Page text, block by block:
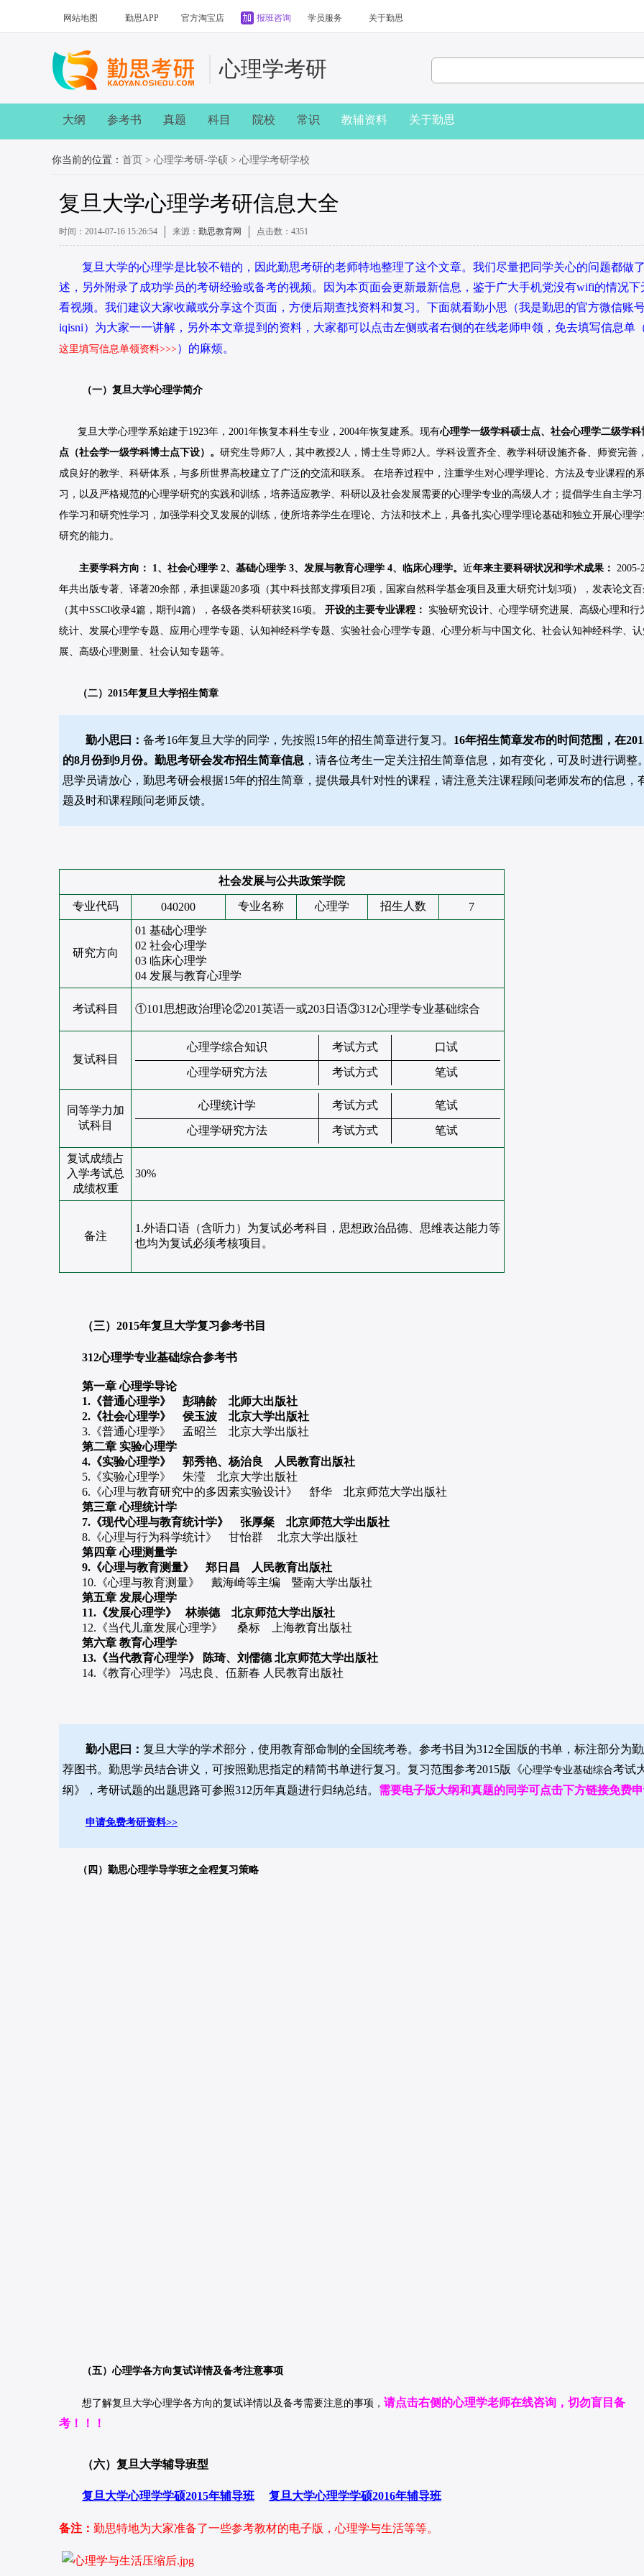
网站地图 勤思APP 官方淘宝店 报班咨询 学员服务 关于勤思
心理学考研
大纲 参考书 真题 科目 院校 常识 教辅资料 关于勤思
你当前的位置： 首页 > 心理学考研-学硕 > 心理学考研学校
复旦大学心理学考研信息大全
时间：2014-07-16 15:26:54 来源： 勤思教育网 点击数： 4351
复旦大学的心理学是比较不错的，因此勤思考研的老师特地整理了这个文章。我们尽量把同学关心的问题都做
述，另外附录了成功学员的考研经验或备考的视频。因为本页面会更新最新信息，鉴于广大手机党没有wifi的情况下
看视频。我们建议大家收藏或分享这个页面，方便后期查找资料和复习。下面就看勤小思（我是勤思的官方微信账
iqisni）为大家一一讲解，另外本文章提到的资料，大家都可以点击左侧或者右侧的在线老师申领，免去填写信息单
这里填写信息单领资料>>>）的麻烦。
（一）复旦大学心理学简介
复旦大学心理学系始建于1923年，2001年恢复本科生专业，2004年恢复建系。现有心理学一级学科硕士点、 社会心理学二级学科
点（社会学一级学科博士点下设）。 研究生导师7人，其中教授2人，博士生导师2人。学科设置齐全、教学科研设施齐备、师资完善
成良好的教学、科研体系，与多所世界高校建立了广泛的交流和联系。 在培养过程中，注重学生对心理学理论、方法及专业课程的
习，以及严格规范的心理学研究的实践和训练，培养适应教学、科研以及社会发展需要的心理学专业的高级人才；提倡学生自主学习
作学习和研究性学习，加强学科交叉发展的训练，使所培养学生在理论、方法和技术上，具备扎实心理学理论基础和独立开展心理学
研究的能力。
主要学科方向： 1、 社会心理学 2、基础心理学 3、发展与教育心理学 4、临床心理学。 近年来主要科研状况和学术成果： 2005-
年共出版专著、译著20余部，承担课题20多项（其中科技部支撑项目2项，国家自然科学基金项目及重大研究计划3项），发表论文
（其中SSCI收录4篇，期刊4篇），各级各类科研获奖16项。 开设的主要专业课程： 实验研究设计、心理学研究进展、高级心理和行
统计、 发展心理学专题、应用心理学专题、认知神经科学专题、实验社会心理学专题、心理分析与中国文化、社会认知神经科学、
展、高级心理测量、社会认知专题等。
（二） 2015年复旦大学招生简章
勤小思曰： 备考16年复旦大学的同学，先按照15年的招生简章进行复习。 16年招生简章发布的时间范围，在
的8月份到9月份。勤思考研会发布招生简章信息 ，请各位考生一定关注招生简章信息，如有变化，可及时进行调整
思学员请放心，勤思考研会根据15年的招生简章，提供最具针对性的课程，请注意关注课程顾问老师发布的信息，
题及时和课程顾问老师反馈。
社会发展与公共政策学院
专业代码 040200 专业名称 心理学 招生人数 7
研究方向
01 基础心理学
02 社会心理学
03 临床心理学
04 发展与教育心理学
考试科目 ①101思想政治理论②201英语一或203日语③312心理学专业基础综合
复试科目
心理学综合知识 考试方式 口试
心理学研究方法 考试方式 笔试
同等学力加
试科目
心理统计学 考试方式 笔试
心理学研究方法 考试方式 笔试
复试成绩占
入学考试总
成绩权重
30%
备注
1.外语口语（含听力）为复试必考科目，思想政治品德、思维表达能力等
也均为复试必须考核项目。
（三）2015年复旦大学复习参考书目
312心理学专业基础综合参考书
第一章 心理学导论
1.《普通心理学》 彭聃龄 北师大出版社
2.《社会心理学》 侯玉波 北京大学出版社
3.《普通心理学》 孟昭兰 北京大学出版社
第二章 实验心理学
4.《实验心理学》 郭秀艳、杨治良 人民教育出版社
5.《实验心理学》 朱滢 北京大学出版社
6.《心理与教育研究中的多因素实验设计》 舒华 北京师范大学出版社
第三章 心理统计学
7.《现代心理与教育统计学》 张厚粲 北京师范大学出版社
8.《心理与行为科学统计》 甘怡群 北京大学出版社
第四章 心理测量学
9.《心理与教育测量》 郑日昌 人民教育出版社
10.《心理与教育测量》 戴海崎等主编 暨南大学出版社
第五章 发展心理学
11.《发展心理学》 林崇德 北京师范大学出版社
12.《当代儿童发展心理学》 桑标 上海教育出版社
第六章 教育心理学
13.《当代教育心理学》 陈琦、刘儒德 北京师范大学出版社
14.《教育心理学》 冯忠良、伍新春 人民教育出版社
勤小思曰： 复旦大学的学术部分，使用教育部命制的全国统考卷。参考书目为312全国版的书单，标注部分为
荐图书。勤思学员结合讲义，可按照勤思指定的精简书单进行复习。复习范围参考2015版《心理学专业基础综合考试
纲》，考研试题的出题思路可参照312历年真题进行归纳总结。 需要电子版大纲和真题的同学可点击下方链接免费申
申请免费考研资料>>
（四）勤思心理学导学班之全程复习策略
（五）心理学各方向复试详情及备考注意事项
想了解复旦大学心理学各方向的复试详情以及备考需要注意的事项， 请点击右侧的心理学老师在线咨询 ， 切勿盲目备
考！！！
（六）复旦大学辅导班型
复旦大学心理学学硕2015年辅导班 复旦大学心理学学硕2016年辅导班
备注： 勤思特地为大家准备了一些参考教材的电子版，心理学与生活等等。